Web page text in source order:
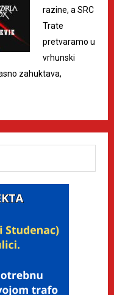
razine, a SRC
Trate
pretvaramo u
vrhunski
zahuktava,